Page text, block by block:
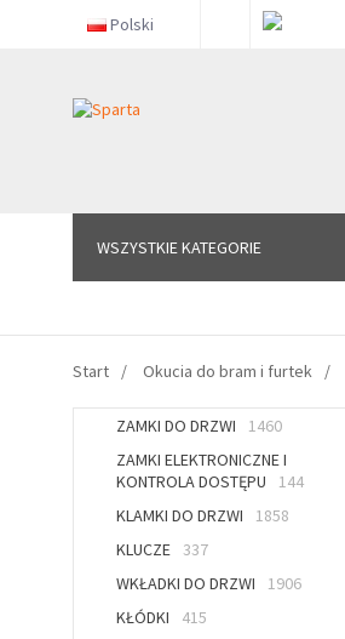
Polski
WSZYSTKIE KATEGORIE
WSZYSTKIE KATEGORIE
Start Okucia do bram i furtek
ZAMKI DO DRZWI
1460
ZAMKI ELEKTRONICZNE I
KONTROLA DOSTĘPU
144
KLAMKI DO DRZWI
1858
KLUCZE
337
WKŁADKI DO DRZWI
1906
KŁÓDKI
415